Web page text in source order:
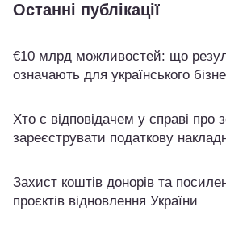
Останні публікації
€10 млрд можливостей: що
означають для українського
Хто є відповідачем у справі про
зареєструвати податкову
Захист коштів донорів та
проєктів відновлення України